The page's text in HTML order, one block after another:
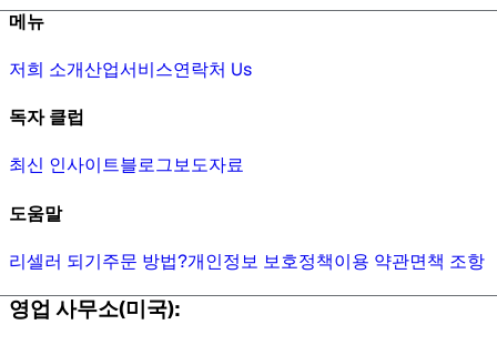
메뉴
저희 소개산업서비스연락처 Us
독자 클럽
최신 인사이트블로그보도자료
도움말
리셀러 되기주문 방법?개인정보 보호정책이용 약관면책 조항
영업 사무소(미국):